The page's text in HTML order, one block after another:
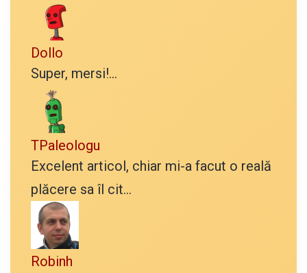
Dollo
Super, mersi!...
TPaleologu
Excelent articol, chiar mi-a facut o reală
plăcere sa îl cit...
Robinh